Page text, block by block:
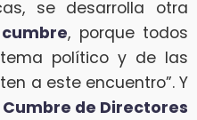
se desarrolla otra
, porque todos
político y de las
a este encuentro”. Y
Cumbre de Directores